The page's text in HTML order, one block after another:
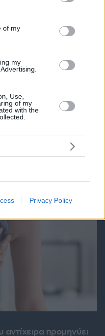
its third-party tags to
purposes in below Google
of my
my
Use,
of my
with the
Privacy Policy
προμηνύει